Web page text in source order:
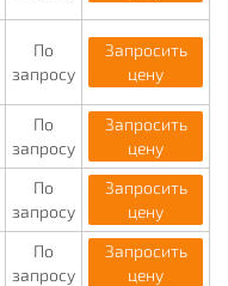
По
запросу
Запросить
цену
По
запросу
Запросить
цену
По
запросу
Запросить
цену
По
запросу
Запросить
цену